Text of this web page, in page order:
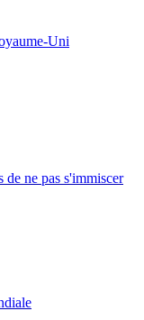
Uni
ne pas s'immiscer